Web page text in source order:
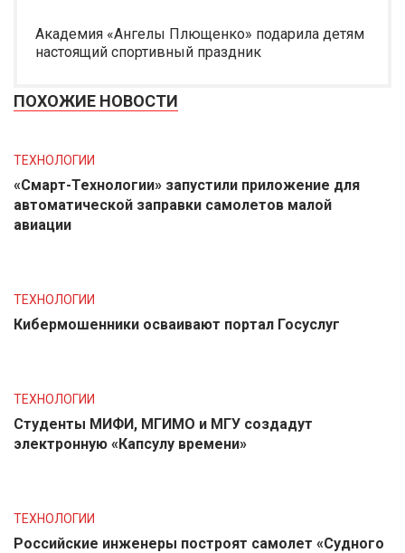
Академия «Ангелы Плющенко» подарила детям
настоящий спортивный праздник
ПОХОЖИЕ НОВОСТИ
ТЕХНОЛОГИИ
«Смарт-Технологии» запустили приложение для
автоматической заправки самолетов малой
авиации
ТЕХНОЛОГИИ
Кибермошенники осваивают портал Госуслуг
ТЕХНОЛОГИИ
Студенты МИФИ, МГИМО и МГУ создадут
электронную «Капсулу времени»
ТЕХНОЛОГИИ
Российские инженеры построят самолет «Судного